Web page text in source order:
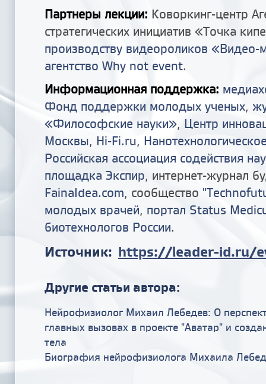
Партнеры лекции: Коворкинг-центр
стратегических инициатив «Точка
производству видеороликов «Видео-
агентство Why not event.
Информационная поддержка:
Фонд поддержки молодых ученых,
«Философские науки», Центр
Москвы, Hi-Fi.ru,
Российская ассоциация содействия
площадка Экспир, интернет-журнал
FainaIdea.com, сообщество
молодых врачей, портал Status
биотехнологов России.
Источник: https://leader-id.ru/
Другие статьи автора:
Нейрофизиолог Михаил Лебедев: О
главных вызовах в проекте "Аватар" и
тела
Биография нейрофизиолога Михаила